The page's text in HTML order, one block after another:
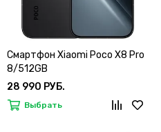
Смартфон Xiaomi Poco X8 Pro
8/512GB
28 990 РУБ.
Выбрать